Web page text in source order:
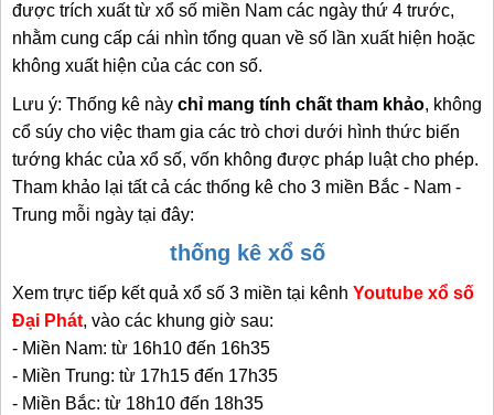
được trích xuất từ xổ số miền Nam các ngày thứ 4 trước,
nhằm cung cấp cái nhìn tổng quan về số lần xuất hiện hoặc
không xuất hiện của các con số.
Lưu ý: Thống kê này chỉ mang tính chất tham khảo, không
cổ súy cho việc tham gia các trò chơi dưới hình thức biến
tướng khác của xổ số, vốn không được pháp luật cho phép.
Tham khảo lại tất cả các thống kê cho 3 miền Bắc - Nam -
Trung mỗi ngày tại đây:
thống kê xổ số
Xem trực tiếp kết quả xổ số 3 miền tại kênh Youtube xổ số
Đại Phát, vào các khung giờ sau:
- Miền Nam: từ 16h10 đến 16h35
- Miền Trung: từ 17h15 đến 17h35
- Miền Bắc: từ 18h10 đến 18h35